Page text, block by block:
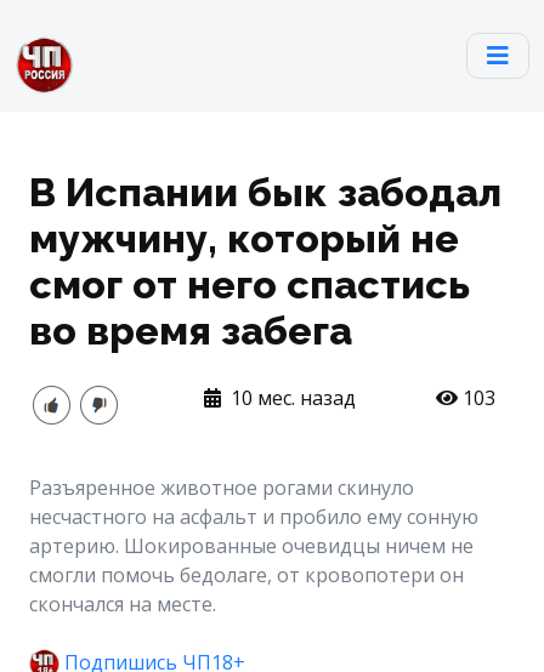
В Испании бык забодал
мужчину, который не
смог от него спастись
во время забега
10 мес. назад 103
Разъяренное животное рогами скинуло
несчастного на асфальт и пробило ему сонную
артерию. Шокированные очевидцы ничем не
смогли помочь бедолаге, от кровопотери он
скончался на месте.
Подпишись ЧП18+